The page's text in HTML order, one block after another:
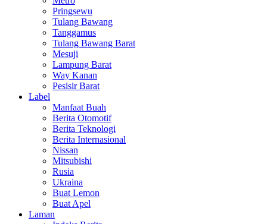
Pringsewu
Tulang Bawang
Tanggamus
Tulang Bawang Barat
Mesuji
Lampung Barat
Way Kanan
Pesisir Barat
Label
Manfaat Buah
Berita Otomotif
Berita Teknologi
Berita Internasional
Nissan
Mitsubishi
Rusia
Ukraina
Buat Lemon
Buat Apel
Laman